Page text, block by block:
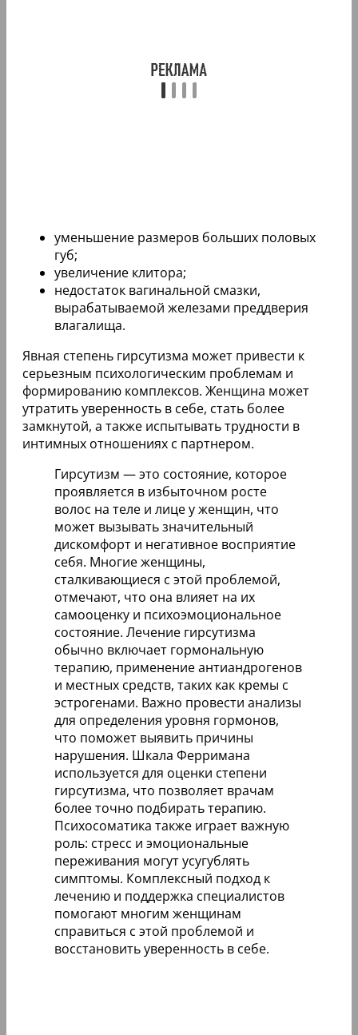
уменьшение размеров больших половых
губ;
увеличение клитора;
недостаток вагинальной смазки,
вырабатываемой железами преддверия
влагалища.
Явная степень гирсутизма может привести к
серьезным психологическим проблемам и
формированию комплексов. Женщина может
утратить уверенность в себе, стать более
замкнутой, а также испытывать трудности в
интимных отношениях с партнером.
Гирсутизм — это состояние, которое
проявляется в избыточном росте
волос на теле и лице у женщин, что
может вызывать значительный
дискомфорт и негативное восприятие
себя. Многие женщины,
сталкивающиеся с этой проблемой,
отмечают, что она влияет на их
самооценку и психоэмоциональное
состояние. Лечение гирсутизма
обычно включает гормональную
терапию, применение антиандрогенов
и местных средств, таких как кремы с
эстрогенами. Важно провести анализы
для определения уровня гормонов,
что поможет выявить причины
нарушения. Шкала Ферримана
используется для оценки степени
гирсутизма, что позволяет врачам
более точно подбирать терапию.
Психосоматика также играет важную
роль: стресс и эмоциональные
переживания могут усугублять
симптомы. Комплексный подход к
лечению и поддержка специалистов
помогают многим женщинам
справиться с этой проблемой и
восстановить уверенность в себе.